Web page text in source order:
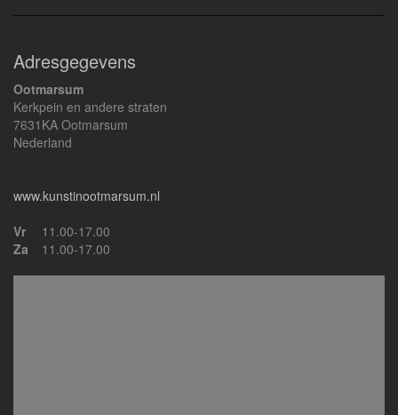
Adresgegevens
Ootmarsum
Kerkpein en andere straten
7631KA Ootmarsum
Nederland
www.kunstinootmarsum.nl
Vr
11.00-17.00
Za
11.00-17.00